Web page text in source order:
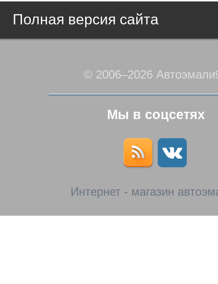
Полная версия сайта
© 2006–2026
Мы в соцсетях
Интернет - магазин